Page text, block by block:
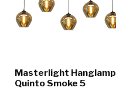
Masterlight Hanglamp
Quinto Smoke 5